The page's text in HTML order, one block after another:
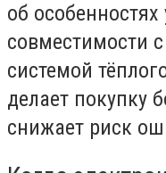
об особенностях
совместимости
системой
делает покупку
снижает риск